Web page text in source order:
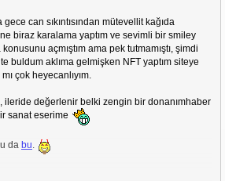
can sıkıntısından mütevellit kağıda
biraz karalama yaptım ve sevimli bir smiley
açmıştım ama pek tutmamıştı, şimdi
buldum aklıma gelmişken NFT yaptım siteye
çok heyecanlıyım.
ileride değerlenir belki zengin bir donanımhaber
sanat eserime
da bu.